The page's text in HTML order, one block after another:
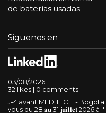
de baterías usadas
Siguenos en
03/08/2026
32 likes | 0 comments
J-4 avant MEDITECH -
vous du 28 𝐚𝐮 31 𝐣𝐮𝐢𝐥𝐥𝐞𝐭 2026 à l'I...